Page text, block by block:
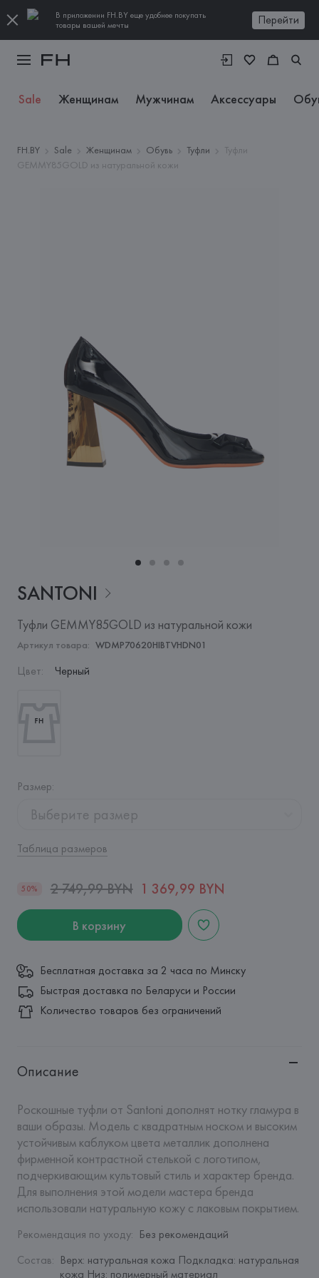
В приложении FH.BY еще удобнее покупать
товары вашей мечты
Перейти
Sale Женщинам Мужчинам Аксессуары
FH.BY Sale Женщинам Обувь Туфли
Туфли
GEMMY85GOLD из натуральной кожи
SANTONI
Туфли GEMMY85GOLD из натуральной кожи
Артикул товара: WDMP70620HIBTVHDN01
Цвет: Черный
Размер:
Выберите размер
Таблица размеров
50% 2 749,99 BYN 1 369,99 BYN
В корзину
Бесплатная доставка за 2 часа по Минску
Быстрая доставка по Беларуси и России
Количество товаров без ограничений
Описание
Роскошные туфли от Santoni дополнят нотку гламура в
ваши образы. Модель с квадратным носком и высоким
устойчивым каблуком цвета металлик дополнена
фирменной контрастной стелькой с логотипом,
подчеркивающим культовый стиль и характер бренда.
Для выполнения этой модели мастера бренда
использовали натуральную кожу с лаковым покрытием.
Рекомендация по уходу: Без рекомендаций
Состав: Верх: натуральная кожа Подкладка: натуральная
кожа Низ: полимерный материал